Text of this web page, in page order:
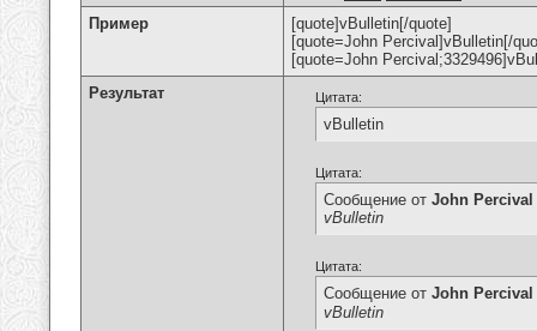
Пример
[quote]vBulletin[/quote]
[quote=John Percival]vBulletin[/
[quote=John
Результат
Цитата:
vBulletin
Цитата:
Сообщение от John Percival
vBulletin
Цитата:
Сообщение от John Percival
vBulletin